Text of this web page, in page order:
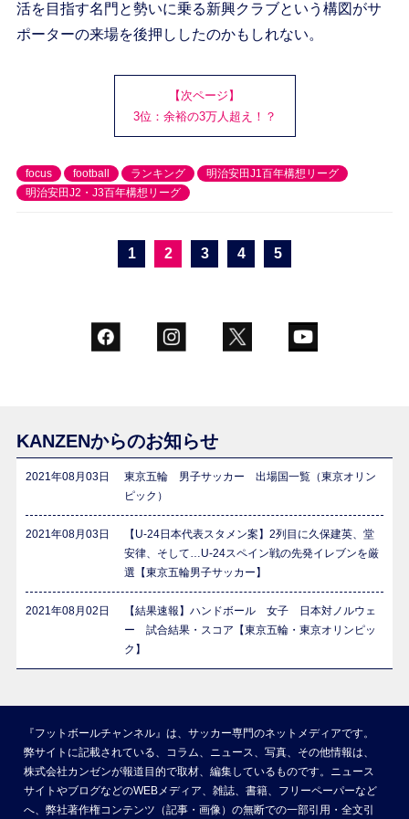
活を目指す名門と勢いに乗る新興クラブという構図がサ
ポーターの来場を後押ししたのかもしれない。
【次ページ】
3位：余裕の3万人超え！？
focus football ランキング
明治安田J1百年構想リーグ
明治安田J2・J3百年構想リーグ
1 2 3 4 5
KANZENからのお知らせ
2021年08月03日
東京五輪 男子サッカー 出場国一覧（東京オリン
ピック）
2021年08月03日
【U-24日本代表スタメン案】2列目に久保建英、堂
安律、そして…U-24スペイン戦の先発イレブンを厳
選【東京五輪男子サッカー】
2021年08月02日
【結果速報】ハンドボール 女子 日本対ノルウェ
ー 試合結果・スコア【東京五輪・東京オリンピッ
ク】
『フットボールチャンネル』は、サッカー専門のネットメディアです。
弊サイトに記載されている、コラム、ニュース、写真、その他情報は、
株式会社カンゼンが報道目的で取材、編集しているものです。ニュース
サイトやブログなどのWEBメディア、雑誌、書籍、フリーペーパーなど
へ、弊社著作権コンテンツ（記事・画像）の無断での一部引用・全文引